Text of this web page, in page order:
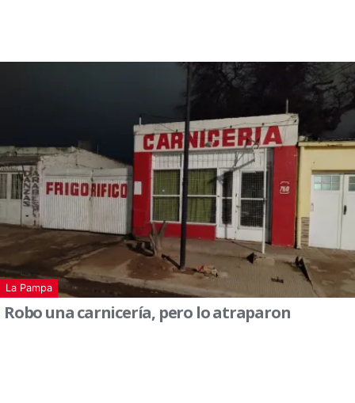
La Pampa
Robo una carnicería, pero lo atraparon